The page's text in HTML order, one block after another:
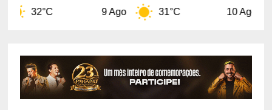
9 Ago 31°C 10 Ago 32°C